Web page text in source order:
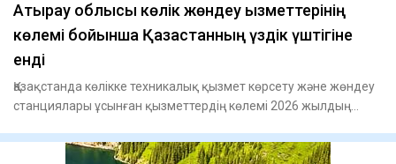
​Атырау облысы көлік жөндеу қызметтерінің
көлемі бойынша Қазақстанның үздік үштігіне
енді
Қазақстанда көлікке техникалық қызмет көрсету және жөндеу
станциялары ұсынған қызметтердің көлемі 2026 жылдың